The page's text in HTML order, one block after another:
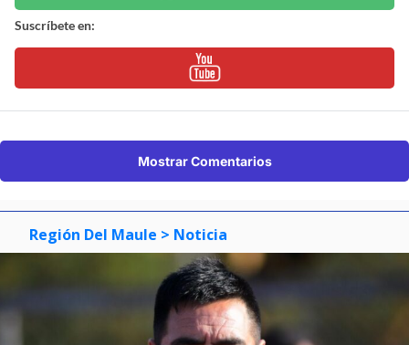
Suscríbete en:
Mostrar Comentarios
Región Del Maule > Noticia